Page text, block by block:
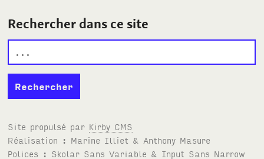
Rechercher dans ce site
Site propulsé par Kirby CMS
Réalisation : Marine Illiet & Anthony Masure
Polices : Skolar Sans Variable & Input Sans Narrow